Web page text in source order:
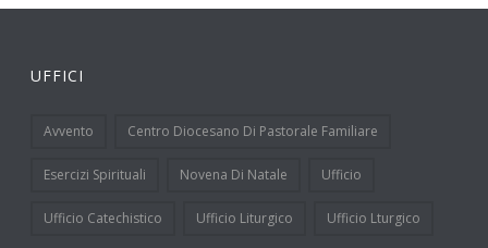
UFFICI
Avvento Centro Diocesano Di Pastorale Familiare
Esercizi Spirituali Novena Di Natale Ufficio
Ufficio Catechistico Ufficio Liturgico Ufficio Lturgico